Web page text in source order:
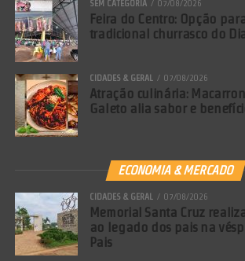
SEM CATEGORIA 07/08/2026
Feira do Centro: Opção
tradicional churrasco do
CIDADES & GERAL 07/08/2026
Atração culinária:
Galeto alia sabor e
ECONOMIA & MERCADO
CIDADES & GERAL 07/08/2026
Memorial Santa Cruz
ao legado dos pais na
Pais